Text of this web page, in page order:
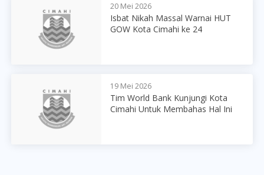
20 Mei 2026
Isbat Nikah Massal Warnai HUT
GOW Kota Cimahi ke 24
19 Mei 2026
Tim World Bank Kunjungi Kota
Cimahi Untuk Membahas Hal Ini